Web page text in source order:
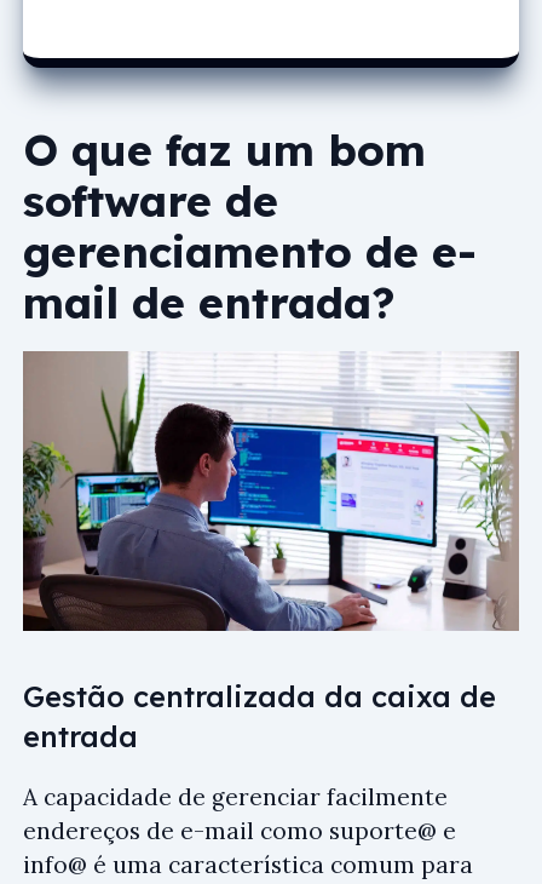
O que faz um bom
software de
gerenciamento de e-
mail de entrada?
Gestão centralizada da caixa de
entrada
A capacidade de gerenciar facilmente
endereços de e-mail como suporte@ e
info@ é uma característica comum para